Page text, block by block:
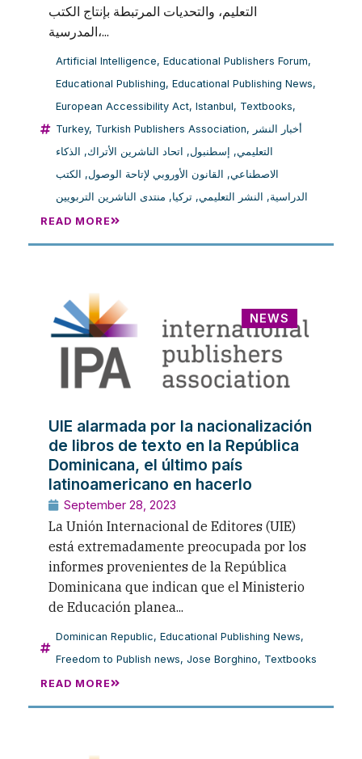
التعليم، والتحديات المرتبطة بإنتاج الكتب
المدرسية،...
Artificial Intelligence, Educational Publishers Forum,
Educational Publishing, Educational Publishing News,
European Accessibility Act, Istanbul, Textbooks,
Turkey, Turkish Publishers Association, أخبار النشر
التعليمي, إسطنبول, اتحاد الناشرين الأتراك, الذكاء
الاصطناعي, القانون الأوروبي لإتاحة الوصول, الكتب
الدراسية, النشر التعليمي, تركيا, منتدى الناشرين التربويين
READ MORE
NEWS
UIE alarmada por la nacionalización
de libros de texto en la República
Dominicana, el último país
latinoamericano en hacerlo
September 28, 2023
La Unión Internacional de Editores (UIE)
está extremadamente preocupada por los
informes provenientes de la República
Dominicana que indican que el Ministerio
de Educación planea...
Dominican Republic, Educational Publishing News,
Freedom to Publish news, Jose Borghino, Textbooks
READ MORE